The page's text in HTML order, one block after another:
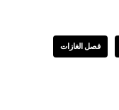
فصل الغازات